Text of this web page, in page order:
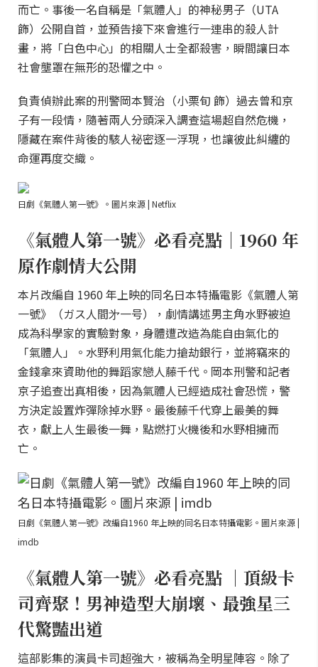
而亡。事後一名自稱是「氣體人」的神秘男子（UTA
飾）公開自首，並預告接下來會進行一連串的殺人計
畫，將「白色中心」的相關人士全都殺害，瞬間讓日本
社會壟罩在無形的恐懼之中。
負責偵辦此案的刑警岡本賢治（小栗旬 飾）過去曾和京
子有一段情，隨著兩人分頭深入調查這場超自然危機，
隱藏在案件背後的駭人祕密逐一浮現，也讓彼此糾纏的
命運再度交織。
日劇《氣體人第一號》。圖片來源 | Netflix
《氣體人第一號》必看亮點｜1960 年
原作劇情大公開
本片改編自 1960 年上映的同名日本特攝電影《氣體人第
一號》（ガス人間㐧一号），劇情講述男主角水野被迫
成為科學家的實驗對象，身體遭改造為能自由氣化的
「氣體人」。水野利用氣化能力搶劫銀行，並將竊來的
金錢拿來資助他的舞蹈家戀人藤千代。岡本刑警和記者
京子追查出真相後，因為氣體人已經造成社會恐慌，警
方決定設置炸彈除掉水野。最後藤千代穿上最美的舞
衣，獻上人生最後一舞，點燃打火機後和水野相擁而
亡。
日劇《氣體人第一號》改編自1960 年上映的同名日本特攝電影。圖片來源 |
imdb
《氣體人第一號》必看亮點 ｜頂級卡
司齊聚！男神造型大崩壞、最強星三
代驚豔出道
這部影集的演員卡司超強大，被稱為全明星陣容。除了